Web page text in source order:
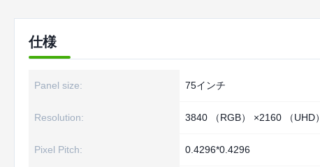
仕様
Panel size: 75インチ
Resolution: 3840 （RGB） ×2160 （UHD）
Pixel Pitch: 0.4296*0.4296